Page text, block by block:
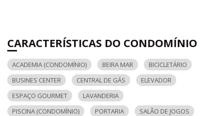
CARACTERÍSTICAS DO CONDOMÍNIO
ACADEMIA (CONDOMÍNIO) BEIRA MAR
BICICLETÁRIO
BUSINES CENTER
CENTRAL DE GÁS
ELEVADOR
ESPAÇO GOURMET
LAVANDERIA
PISCINA (CONDOMÍNIO)
PORTARIA SALÃO DE JOGOS